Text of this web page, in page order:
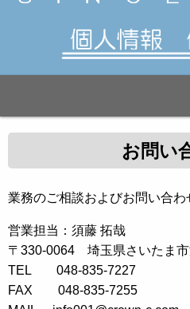
お問い
業務のご相談およびお問い合わ
営業担当：須藤 拓哉
〒330-0064 埼玉県さいたま市
TEL 048-835-7227
FAX 048-835-7255